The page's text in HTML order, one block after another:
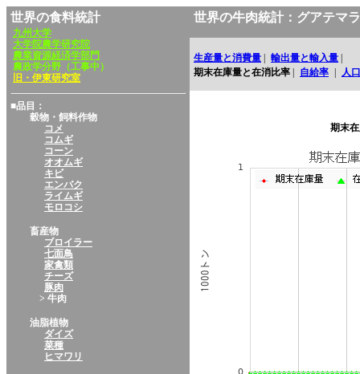
世界の食料統計
九州大学
大学院農学研究院
農業資源経済学部門
農政学分野（工事中）
旧・伊東研究室
■品目：
穀物・飼料作物
コメ
コムギ
コーン
オオムギ
キビ
エンバク
ライムギ
モロコシ
畜産物
ブロイラー
七面鳥
家禽類
チーズ
豚肉
> 牛肉
油脂植物
ダイズ
菜種
ヒマワリ
世界の牛肉統計：グアテマラ
生産量と消費量 輸出量と輸入量
期末在庫量と在消比率
自給率 人口
期末